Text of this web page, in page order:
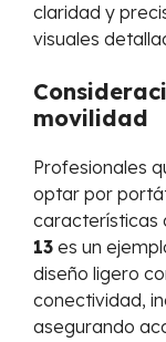
claridad y
visuales
movilidad
Profesionales
optar por
características
13 es un
diseño ligero
conectividad,
asegurando